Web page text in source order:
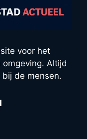
voor het
Altijd
de mensen.